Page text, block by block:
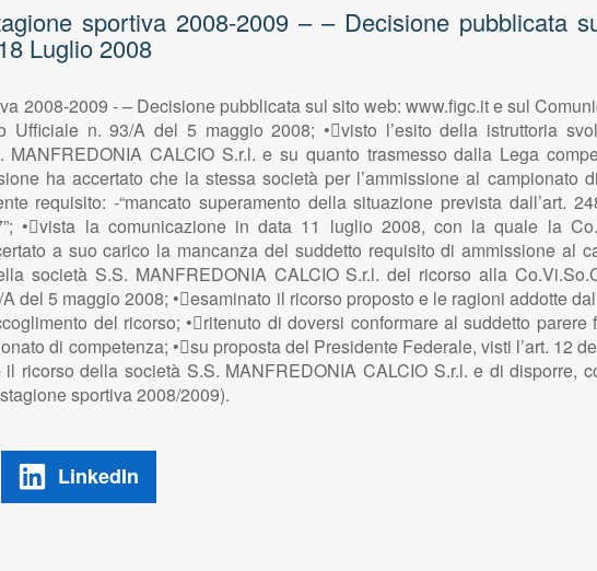
sportiva 2008-2009 – – Decisione pubblicata
Luglio 2008
2008-2009 - – Decisione pubblicata sul sito web: www.figc.it e sul
Ufficiale n. 93/A del 5 maggio 2008; •visto l’esito della istruttoria
MANFREDONIA CALCIO S.r.l. e su quanto trasmesso dalla Lega
ha accertato che la stessa società per l’ammissione al campionato
requisito: -“mancato superamento della situazione prevista dall’art.
•vista la comunicazione in data 11 luglio 2008, con la quale la
a suo carico la mancanza del suddetto requisito di ammissione al
società S.S. MANFREDONIA CALCIO S.r.l. del ricorso alla
del 5 maggio 2008; •esaminato il ricorso proposto e le ragioni addotte
del ricorso; •ritenuto di doversi conformare al suddetto
di competenza; •su proposta del Presidente Federale, visti l’art. 12
della società S.S. MANFREDONIA CALCIO S.r.l. e di disporre,
sportiva 2008/2009).
LinkedIn